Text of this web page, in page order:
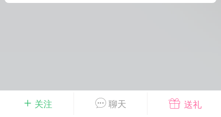
可选择的最强模型。
注接入效率、调用成本和企业报销流程
关注 聊天 送礼